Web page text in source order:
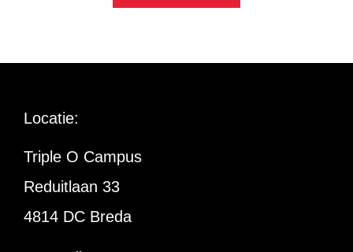
Locatie:
Triple O Campus
Reduitlaan 33
4814 DC Breda